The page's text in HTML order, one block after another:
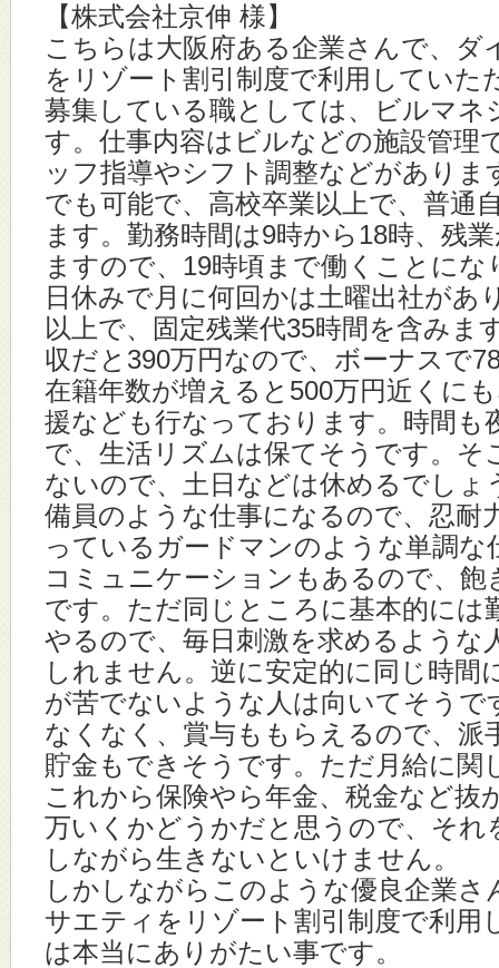
【株式会社京伸 様】
こちらは大阪府ある企業さんで、
をリゾート割引制度で利用していた
募集している職としては、ビルマネ
す。仕事内容はビルなどの施設管理
ッフ指導やシフト調整などがありま
でも可能で、高校卒業以上で、普通
ます。勤務時間は9時から18時、残
ますので、19時頃まで働くことに
日休みで月に何回かは土曜出社があ
以上で、固定残業代35時間を含みま
収だと390万円なので、ボーナスで
在籍年数が増えると500万円近くに
援なども行なっております。時間も
で、生活リズムは保てそうです。そ
ないので、土日などは休めるでしょ
備員のような仕事になるので、忍耐
っているガードマンのような単調な
コミュニケーションもあるので、
です。ただ同じところに基本的には
やるので、毎日刺激を求めるような
しれません。逆に安定的に同じ時間
が苦でないような人は向いてそうで
なくなく、賞与ももらえるので、派
貯金もできそうです。ただ月給に関
これから保険やら年金、税金など抜
万いくかどうかだと思うので、それ
しながら生きないといけません。
しかしながらこのような優良企業
サエティをリゾート割引制度で利用
は本当にありがたい事です。